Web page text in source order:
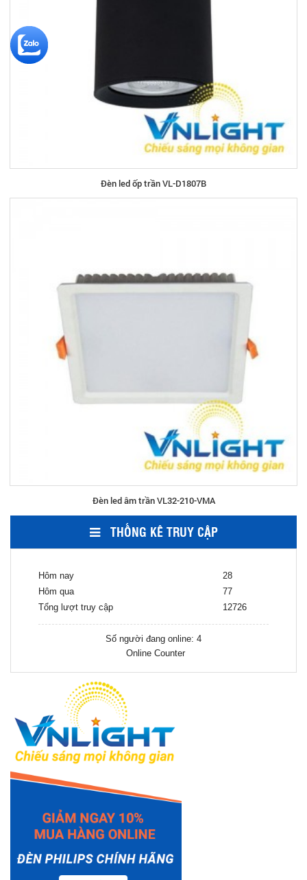
Đèn led ốp trần VL-D1807B
Đèn led âm trần VL32-210-VMA
THỐNG KÊ TRUY CẬP
Hôm nay
28
Hôm qua
77
Tổng lượt truy cập
12726
Số người đang online: 4
Online Counter